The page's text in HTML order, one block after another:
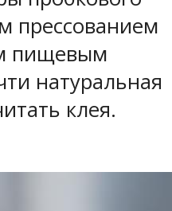
прессованием
пищевым
натуральная
клея.